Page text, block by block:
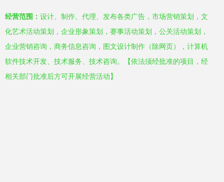
经营范围： 设计、制作、代理、发布各类广告，市场营销策划，文
化艺术活动策划，企业形象策划，赛事活动策划，公关活动策划，
企业营销咨询，商务信息咨询，图文设计制作（除网页），计算机
软件技术开发、技术服务、技术咨询。【依法须经批准的项目，经
相关部门批准后方可开展经营活动】